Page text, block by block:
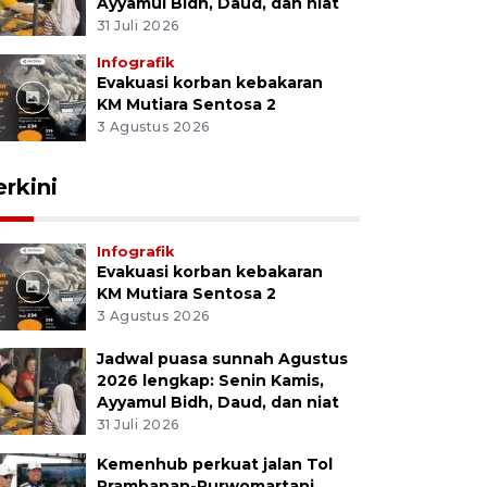
31 Juli 2026
Infografik
Evakuasi korban kebakaran
KM Mutiara Sentosa 2
3 Agustus 2026
Infografik
Evakuasi korban kebakaran
KM Mutiara Sentosa 2
3 Agustus 2026
Jadwal puasa sunnah Agustus
2026 lengkap: Senin Kamis,
Ayyamul Bidh, Daud, dan niat
31 Juli 2026
Kemenhub perkuat jalan Tol